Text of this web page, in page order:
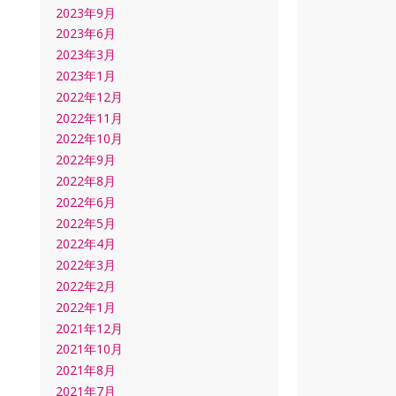
2023年9月
2023年6月
2023年3月
2023年1月
2022年12月
2022年11月
2022年10月
2022年9月
2022年8月
2022年6月
2022年5月
2022年4月
2022年3月
2022年2月
2022年1月
2021年12月
2021年10月
2021年8月
2021年7月